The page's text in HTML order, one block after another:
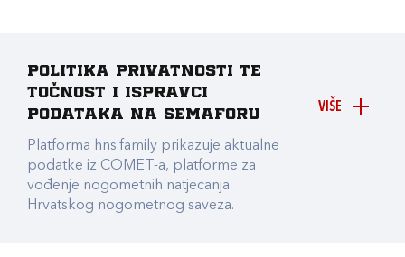
VIŠE
Politika privatnosti te
točnost i ispravci
podataka na Semaforu
Platforma hns.family prikazuje aktualne
podatke iz COMET-a, platforme za
vođenje nogometnih natjecanja
Hrvatskog nogometnog saveza.